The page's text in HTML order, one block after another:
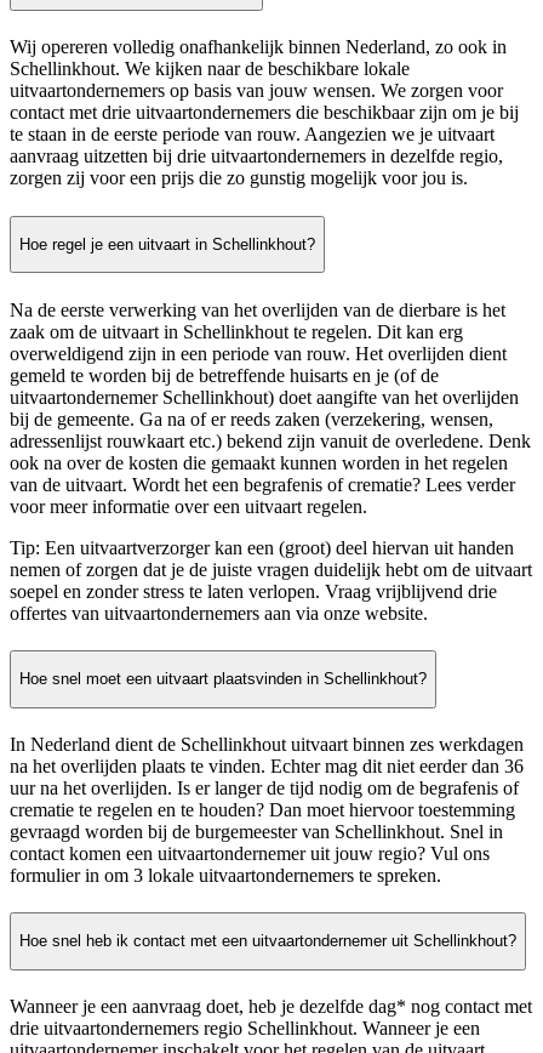
Wij opereren volledig onafhankelijk binnen Nederland, zo ook in
Schellinkhout. We kijken naar de beschikbare lokale
uitvaartondernemers op basis van jouw wensen. We zorgen voor
contact met drie uitvaartondernemers die beschikbaar zijn om je bij
te staan in de eerste periode van rouw. Aangezien we je uitvaart
aanvraag uitzetten bij drie uitvaartondernemers in dezelfde regio,
zorgen zij voor een prijs die zo gunstig mogelijk voor jou is.
Hoe regel je een uitvaart in Schellinkhout?
Na de eerste verwerking van het overlijden van de dierbare is het
zaak om de uitvaart in Schellinkhout te regelen. Dit kan erg
overweldigend zijn in een periode van rouw. Het overlijden dient
gemeld te worden bij de betreffende huisarts en je (of de
uitvaartondernemer Schellinkhout) doet aangifte van het overlijden
bij de gemeente. Ga na of er reeds zaken (verzekering, wensen,
adressenlijst rouwkaart etc.) bekend zijn vanuit de overledene. Denk
ook na over de kosten die gemaakt kunnen worden in het regelen
van de uitvaart. Wordt het een begrafenis of crematie? Lees verder
voor meer informatie over een uitvaart regelen.
Tip: Een uitvaartverzorger kan een (groot) deel hiervan uit handen
nemen of zorgen dat je de juiste vragen duidelijk hebt om de uitvaart
soepel en zonder stress te laten verlopen. Vraag vrijblijvend drie
offertes van uitvaartondernemers aan via onze website.
Hoe snel moet een uitvaart plaatsvinden in Schellinkhout?
In Nederland dient de Schellinkhout uitvaart binnen zes werkdagen
na het overlijden plaats te vinden. Echter mag dit niet eerder dan 36
uur na het overlijden. Is er langer de tijd nodig om de begrafenis of
crematie te regelen en te houden? Dan moet hiervoor toestemming
gevraagd worden bij de burgemeester van Schellinkhout. Snel in
contact komen een uitvaartondernemer uit jouw regio? Vul ons
formulier in om 3 lokale uitvaartondernemers te spreken.
Hoe snel heb ik contact met een uitvaartondernemer uit Schellinkhout?
Wanneer je een aanvraag doet, heb je dezelfde dag* nog contact met
drie uitvaartondernemers regio Schellinkhout. Wanneer je een